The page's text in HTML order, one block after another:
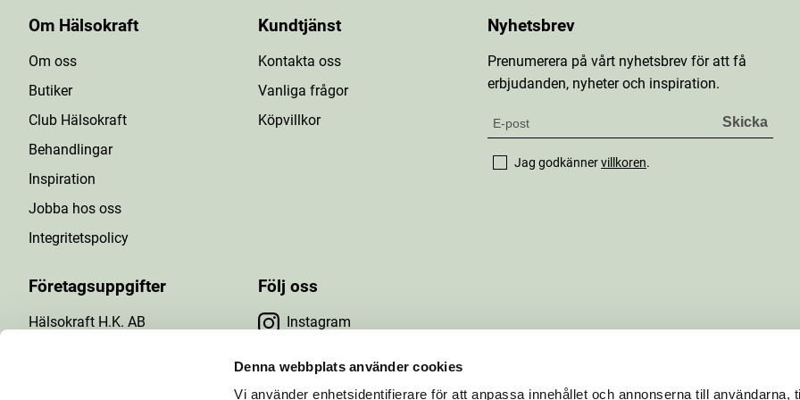
Denna webbplats använder cookies
Vi använder enhetsidentifierare för att anpassa innehållet och annonserna till användarna,
Om Hälsokraft
Om oss
Butiker
Club Hälsokraft
Behandlingar
Inspiration
Jobba hos oss
Integritetspolicy
Kundtjänst
Kontakta oss
Vanliga frågor
Köpvillkor
Företagsuppgifter
Hälsokraft H.K. AB
Följ oss
Instagram
Facebook
YouTube
Nyhetsbrev
Prenumerera på vårt nyhetsbrev för att få
erbjudanden, nyheter och inspiration.
Jag godkännervillkoren.